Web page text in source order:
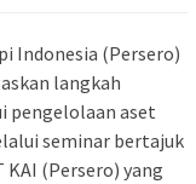
Indonesia (Persero)
langkah
pengelolaan aset
seminar bertajuk
(Persero) yang